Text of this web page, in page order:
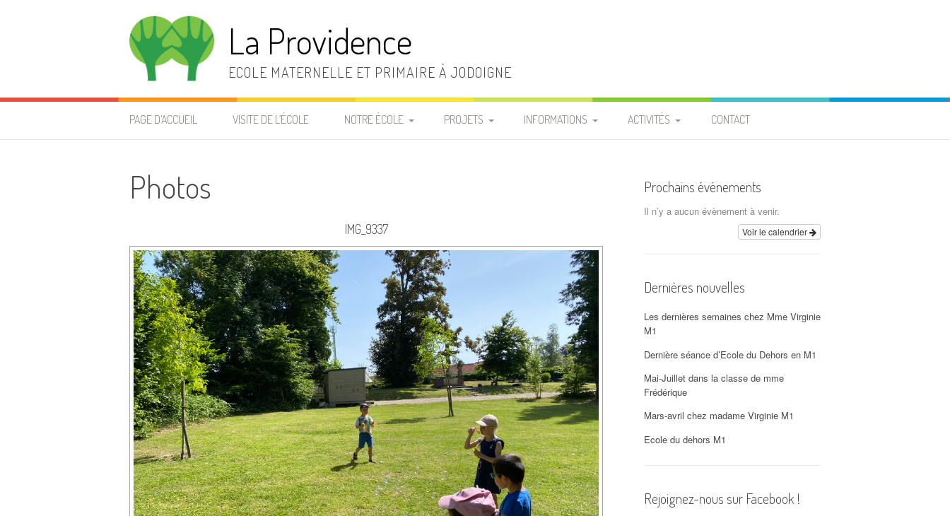
La Providence
ECOLE MATERNELLE ET PRIMAIRE À JODOIGNE
PAGE D’ACCUEIL VISITE DE L’ÉCOLE NOTRE ÉCOLE
LA SECTION PRIMAIRE
LE PERSONNEL
D’ENTRETIEN
LE CONSEIL DES ÉLÈVES
ACCUEIL EXTRA-SCOLAIRE
ASSOCIATION DES
PARENTS
PROJETS
D’ÉTABLISSEMENT
PROJETS ÉDUCATIF ET
PÉDAGOGIQUE
INFORMATIONS
REPAS CHAUDS
COMMANDE T-SHIRT DE
L’ÉCOLE
DOCUMENTS À
TÉLÉCHARGER
ACTIVITÉS
PROJET « PIGEONNIER » À
ARCHIVES
PHOTOS
CONTACT
Photos
IMG_9337
Prochains événements
Il n’y a aucun évènement à venir.
Voir le calendrier
Dernières nouvelles
Les dernières semaines chez Mme Virginie
M1
Dernière séance d’Ecole du Dehors en M1
Mai-Juillet dans la classe de mme
Frédérique
Mars-avril chez madame Virginie M1
Ecole du dehors M1
Rejoignez-nous sur Facebook !